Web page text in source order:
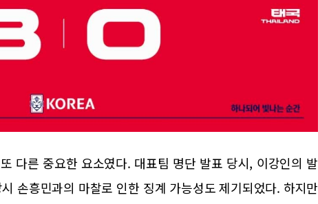
다른 중요한 요소였다. 대표팀 명단 발표 당시, 이강인의 발
손흥민과의 마찰로 인한 징계 가능성도 제기되었다. 하지만